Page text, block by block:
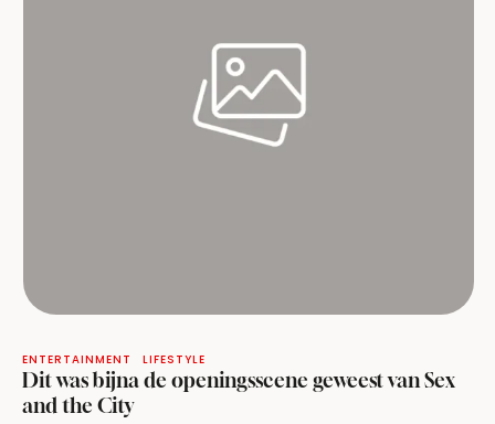
ENTERTAINMENT LIFESTYLE
Dit was bijna de openingsscene geweest van Sex
and the City